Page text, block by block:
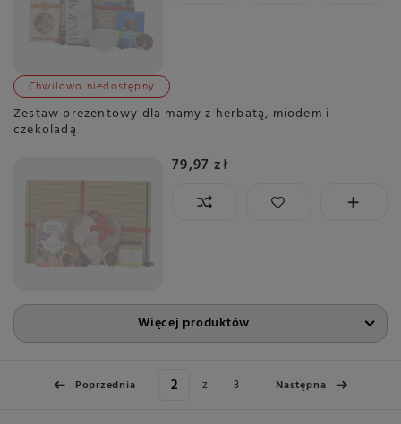
Chwilowo niedostępny
Zestaw prezentowy dla mamy z herbatą, miodem i
czekoladą
79,97 zł
Więcej produktów
Poprzednia z 3 Następna